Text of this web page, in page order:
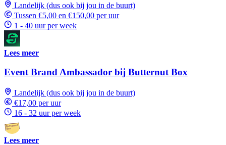
Landelijk (dus ook bij jou in de buurt)
Tussen €5,00 en €150,00 per uur
1 - 40 uur per week
Lees meer
Event Brand Ambassador bij Butternut Box
Landelijk (dus ook bij jou in de buurt)
€17,00 per uur
16 - 32 uur per week
Lees meer